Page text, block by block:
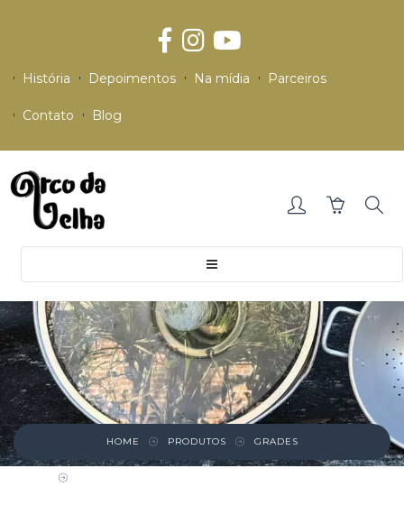
História Depoimentos Na mídia Parceiros
Contato Blog
HOME PRODUTOS GRADES